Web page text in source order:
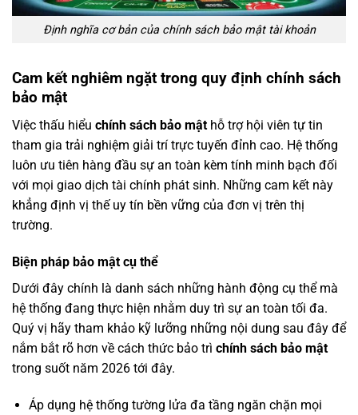
Định nghĩa cơ bản của chính sách bảo mật tài khoản
Cam kết nghiêm ngặt trong quy định chính sách
bảo mật
Việc thấu hiểu chính sách bảo mật hỗ trợ hội viên tự tin
tham gia trải nghiệm giải trí trực tuyến đỉnh cao. Hệ thống
luôn ưu tiên hàng đầu sự an toàn kèm tính minh bạch đối
với mọi giao dịch tài chính phát sinh. Những cam kết này
khẳng định vị thế uy tín bền vững của đơn vị trên thị
trường.
Biện pháp bảo mật cụ thể
Dưới đây chính là danh sách những hành động cụ thể mà
hệ thống đang thực hiện nhằm duy trì sự an toàn tối đa.
Quý vị hãy tham khảo kỹ lưỡng những nội dung sau đây để
nắm bắt rõ hơn về cách thức bảo trì chính sách bảo mật
trong suốt năm 2026 tới đây.
Áp dụng hệ thống tường lửa đa tầng ngăn chặn mọi